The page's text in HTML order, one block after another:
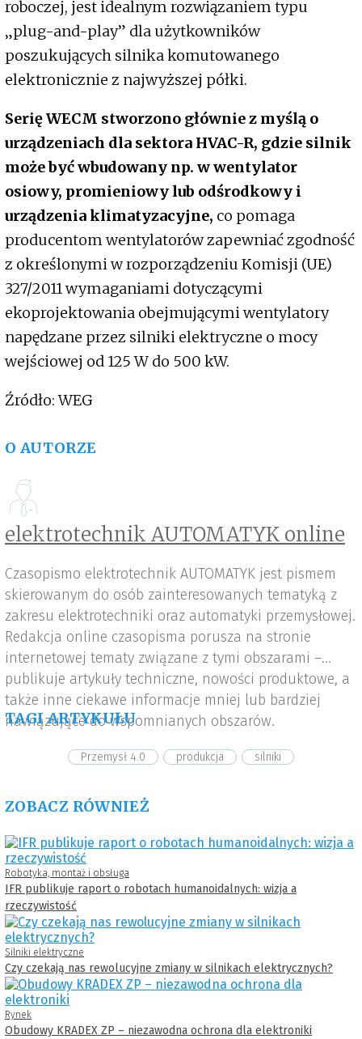
roboczej, jest idealnym rozwiązaniem typu
„plug-and-play” dla użytkowników
poszukujących silnika komutowanego
elektronicznie z najwyższej półki.
Serię WECM stworzono głównie z myślą o
urządzeniach dla sektora HVAC-R, gdzie silnik
może być wbudowany np. w wentylator
osiowy, promieniowy lub odśrodkowy i
urządzenia klimatyzacyjne, co pomaga
producentom wentylatorów zapewniać zgodność
z określonymi w rozporządzeniu Komisji (UE)
327/2011 wymaganiami dotyczącymi
ekoprojektowania obejmującymi wentylatory
napędzane przez silniki elektryczne o mocy
wejściowej od 125 W do 500 kW.
Źródło: WEG
O AUTORZE
elektrotechnik AUTOMATYK online
Czasopismo elektrotechnik AUTOMATYK jest pismem
skierowanym do osób zainteresowanych tematyką z
zakresu elektrotechniki oraz automatyki przemysłowej.
Redakcja online czasopisma porusza na stronie
internetowej tematy związane z tymi obszarami –
publikuje artykuły techniczne, nowości produktowe, a
także inne ciekawe informacje mniej lub bardziej
nawiązujące do wspomnianych obszarów.
TAGI ARTYKUŁU
Przemysł 4.0 produkcja silniki
ZOBACZ RÓWNIEŻ
Robotyka, montaż i obsługa
IFR publikuje raport o robotach humanoidalnych: wizja a
rzeczywistość
Silniki elektryczne
Czy czekają nas rewolucyjne zmiany w silnikach elektrycznych?
Rynek
Obudowy KRADEX ZP – niezawodna ochrona dla elektroniki